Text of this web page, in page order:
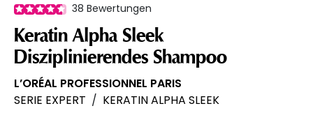
38 Bewertungen
Keratin Alpha Sleek
Disziplinierendes Shampoo
L’ORÉAL PROFESSIONNEL PARIS
SERIE EXPERT / KERATIN ALPHA SLEEK